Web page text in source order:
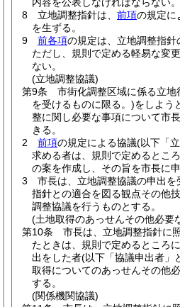
8
立地調整指針は、 前項の規定に
を生ずる。
9
前各項の規定は、立地調整指針
ただし、規則で定める軽易な変
ない。
(立地調整協議)
第9条
市街化調整区域に係る立地
を受けるものに限る。)をしよう
整に関し必要な事項について市
きる。
2
前項の規定による協議(以下「
求める者は、規則で定めるとこ
の案を作成し、その旨を市長に
3
市長は、立地調整協議の申出
指針との適合を図る観点その他
調整協議を行うものとする。
(土地取得のあっせんその他必要
第10条
市長は、立地調整指針に
たときは、規則で定めるところ
出をした者(以下「協議申出者」
取得についてのあっせんその他
する。
(関係機関協議)